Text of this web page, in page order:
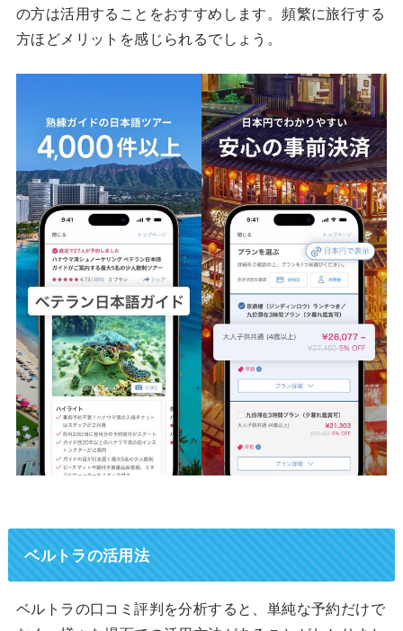
の方は活用することをおすすめします。頻繁に旅行する
方ほどメリットを感じられるでしょう。
ベルトラの活用法
ベルトラの口コミ評判を分析すると、単純な予約だけで